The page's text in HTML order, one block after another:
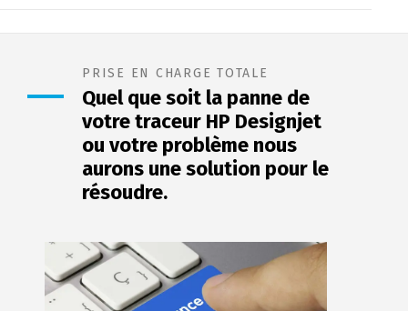
PRISE EN CHARGE TOTALE
Quel que soit la panne de
votre traceur HP Designjet
ou votre problème nous
aurons une solution pour le
résoudre.